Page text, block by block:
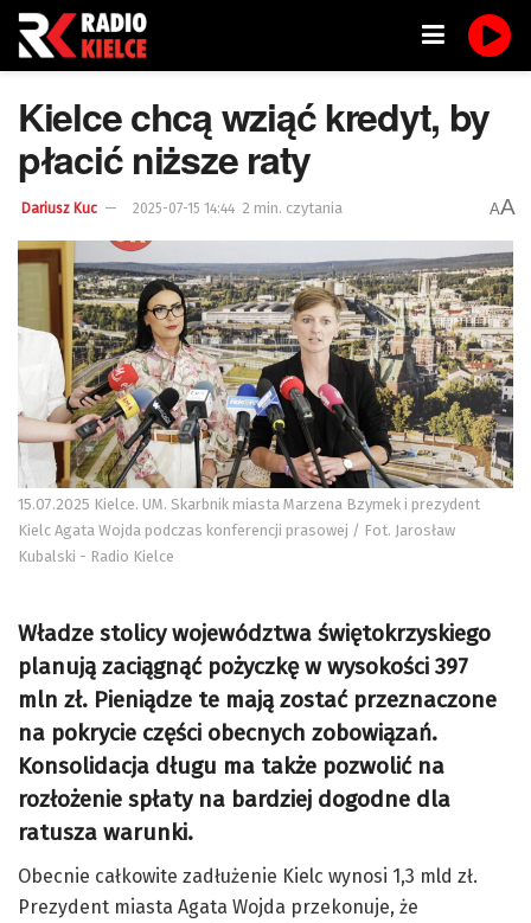
Kielce chcą wziąć kredyt, by
płacić niższe raty
Dariusz Kuc 2025-07-15 14:44 2 min. czytania AA
15.07.2025 Kielce. UM. Skarbnik miasta Marzena Bzymek i prezydent
Kielc Agata Wojda podczas konferencji prasowej / Fot. Jarosław
Kubalski - Radio Kielce
Władze stolicy województwa świętokrzyskiego
planują zaciągnąć pożyczkę w wysokości 397
mln zł. Pieniądze te mają zostać przeznaczone
na pokrycie części obecnych zobowiązań.
Konsolidacja długu ma także pozwolić na
rozłożenie spłaty na bardziej dogodne dla
ratusza warunki.
Obecnie całkowite zadłużenie Kielc wynosi 1,3 mld zł.
Prezydent miasta Agata Wojda przekonuje, że